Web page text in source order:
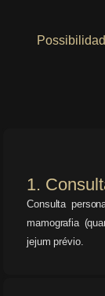
1.
Consulta
mamografia
jejum prévio.